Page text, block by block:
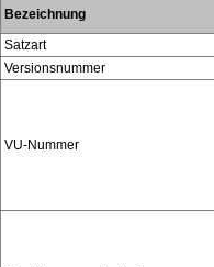
Bezeichnung
Satzart
Versionsnummer
VU-Nummer